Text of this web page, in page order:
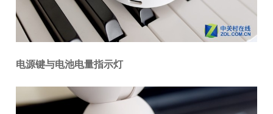
电源键与电池电量指示灯